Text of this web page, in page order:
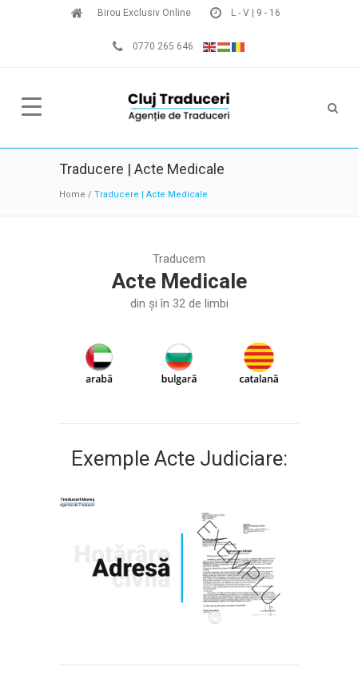
Birou Exclusiv Online L - V | 9 - 16
0770 265 646
Traducere | Acte Medicale
Home / Traducere | Acte Medicale
Traducem
Acte Medicale
din și în 32 de limbi
Exemple Acte Judiciare: